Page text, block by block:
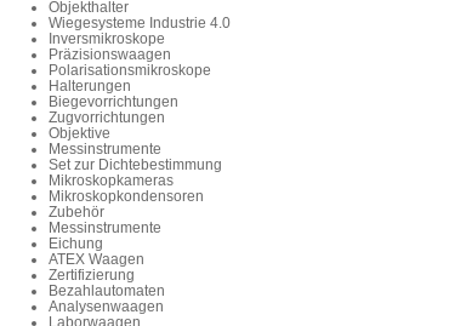
Objekthalter
Wiegesysteme Industrie 4.0
Inversmikroskope
Präzisionswaagen
Polarisationsmikroskope
Halterungen
Biegevorrichtungen
Zugvorrichtungen
Objektive
Messinstrumente
Set zur Dichtebestimmung
Mikroskopkameras
Mikroskopkondensoren
Zubehör
Messinstrumente
Eichung
ATEX Waagen
Zertifizierung
Bezahlautomaten
Analysenwaagen
Laborwaagen